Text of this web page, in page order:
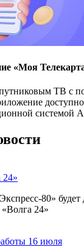
«Моя
ТВ с
доступно
системой
80» будет
24»
16 июля